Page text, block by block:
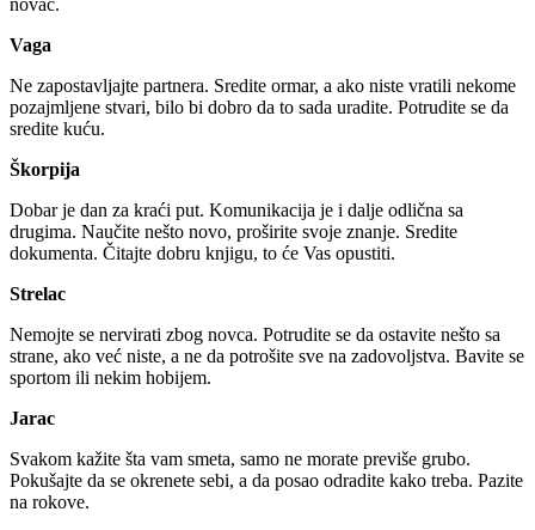
Vaga
Ne zapostavljajte partnera. Sredite ormar, a ako niste vratili nekome
pozajmljene stvari, bilo bi dobro da to sada uradite. Potrudite se da
sredite kuću.
Škorpija
Dobar je dan za kraći put. Komunikacija je i dalje odlična sa
drugima. Naučite nešto novo, proširite svoje znanje. Sredite
dokumenta. Čitajte dobru knjigu, to će Vas opustiti.
Strelac
Nemojte se nervirati zbog novca. Potrudite se da ostavite nešto sa
strane, ako već niste, a ne da potrošite sve na zadovoljstva. Bavite se
sportom ili nekim hobijem.
Jarac
Svakom kažite šta vam smeta, samo ne morate previše grubo.
Pokušajte da se okrenete sebi, a da posao odradite kako treba. Pazite
na rokove.